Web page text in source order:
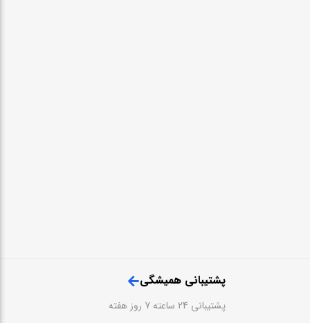
پشتیبانی همیشگی
پشتیبانی 24 ساعته 7 روز هفته